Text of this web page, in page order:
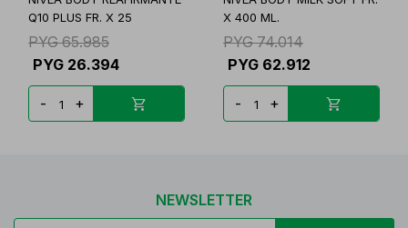
Q10 PLUS FR. X 25
PYG 65.985
PYG 26.394
- +
X 400 ML.
PYG 74.014
PYG 62.912
- +
NEWSLETTER